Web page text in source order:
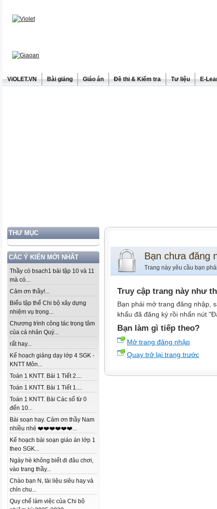
ViOLET.VN Bài giảng Giáo án Đề thi & Kiểm tra Tư liệu E-
THƯ MỤC
CÁC Ý KIẾN MỚI NHẤT
Thầy có bsach1 bài tập 10 và 11
mà có...
Cảm ơn thầy!...
Biểu tập thể Chi bộ xây dựng
nhiệm vụ trọng...
Chương trình công tác trọng tâm
của cá nhân Quý...
rất hay...
Kế hoạch giảng dạy lớp 4 SGK -
KNTT Môn...
Toán 1 KNTT. Bài 1 Tiết 2....
Toán 1 KNTT. Bài 1 Tiết 1....
Toán 1 KNTT. Bài Các số từ 0
đến 10...
Bài soạn hay. Cảm ơn thầy Nam
nhiều nhé ❤️❤️❤️❤️❤️❤️...
Kế hoạch bài soạn giáo án lớp 1
theo SGK...
Ngày hè không biết đi đâu chơi,
vào trang thầy...
Chào bạn N, tài liệu siêu hay và
chỉn chu...
Quy chế làm việc của Chi bộ
Bạn chưa đăng
Trang này yêu cầu bạn
Truy cập trang này như
Bạn phải mở trang đăng nhập,
khẩu đã đăng ký rồi nhấn nút
Bạn làm gì tiếp theo?
Mở trang đăng nhập
Quay trở lại trang trước